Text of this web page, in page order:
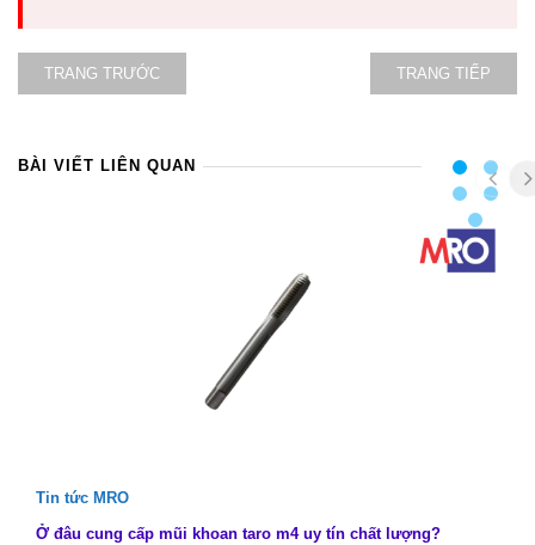
TRANG TRƯỚC TRANG TIẾP
BÀI VIẾT LIÊN QUAN
Tin tức MRO
Ở đâu cung cấp mũi khoan taro m4 uy tín chất lượng?